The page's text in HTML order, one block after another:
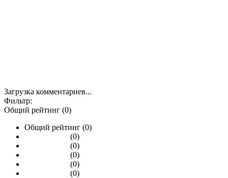
Загрузка комментариев...
Фильтр:
Общий рейтинг (0)
Общий рейтинг (0)
(0)
(0)
(0)
(0)
(0)